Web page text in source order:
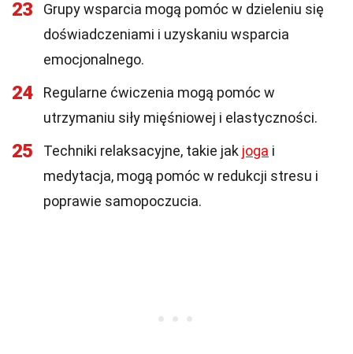
23
Grupy wsparcia mogą pomóc w dzieleniu się
doświadczeniami i uzyskaniu wsparcia
emocjonalnego.
24
Regularne ćwiczenia mogą pomóc w
utrzymaniu siły mięśniowej i elastyczności.
25 Techniki relaksacyjne, takie jak joga i
medytacja, mogą pomóc w redukcji stresu i
poprawie samopoczucia.